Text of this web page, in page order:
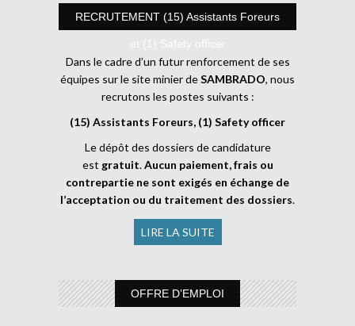
RECRUTEMENT (15) Assistants Foreurs
et (1) Safety officer
Dans le cadre d’un futur renforcement de ses
équipes sur le site minier deSAMBRADO, nous
recrutons les postes suivants :
(15) Assistants Foreurs, (1) Safety officer
Le dépôt des dossiers de candidature
est gratuit.Aucun paiement, frais ou
contrepartie ne sont exigés en échange de
l’acceptation ou du traitement des dossiers.
LIRE LA SUITE
OFFRE D’EMPLOI